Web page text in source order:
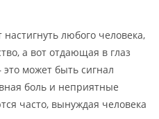
любого человека,
а вот отдающая в глаз
может быть сигнал
боль и неприятные
часто, вынуждая человека